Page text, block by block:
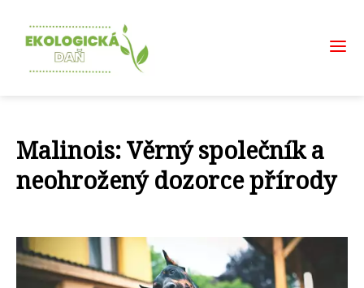
Malinois: Věrný společník a
neohrožený dozorce přírody